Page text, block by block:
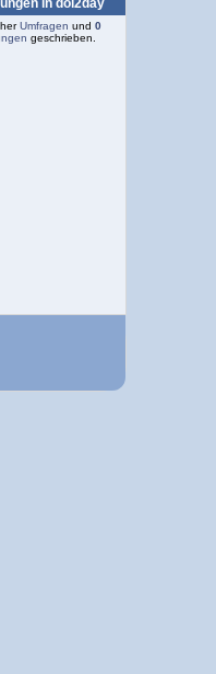
in dol2day
Umfragen und 0
geschrieben.